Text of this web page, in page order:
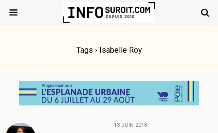
Tags › Isabelle Roy
13 JUIN 2018